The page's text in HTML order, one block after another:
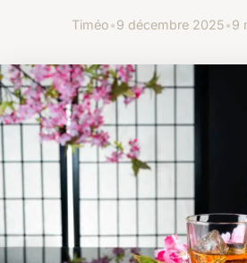
Timéo•9 décembre 2025•9